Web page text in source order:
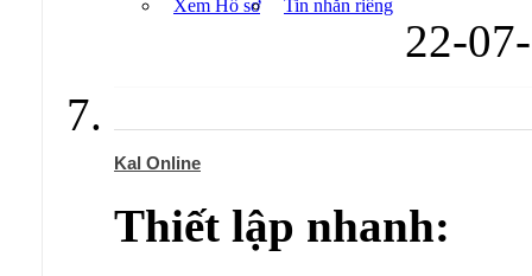
Xem Hồ sơ
Tin nhắn riêng
22-
Kal Online
Thiết lập nhanh: